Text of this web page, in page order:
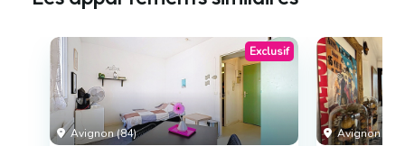
Avignon (84)
Exclusif
Avignon (84)